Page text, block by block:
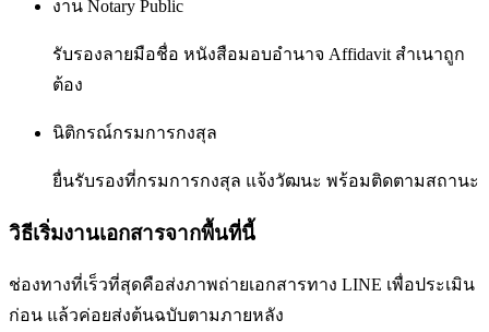
งาน Notary Public
รับรองลายมือชื่อ หนังสือมอบอำนาจ Affidavit สำเนาถูก
ต้อง
นิติกรณ์กรมการกงสุล
ยื่นรับรองที่กรมการกงสุล แจ้งวัฒนะ พร้อมติดตามสถานะ
วิธีเริ่มงานเอกสารจากพื้นที่นี้
ช่องทางที่เร็วที่สุดคือส่งภาพถ่ายเอกสารทาง LINE เพื่อประเมิน
ก่อน แล้วค่อยส่งต้นฉบับตามภายหลัง